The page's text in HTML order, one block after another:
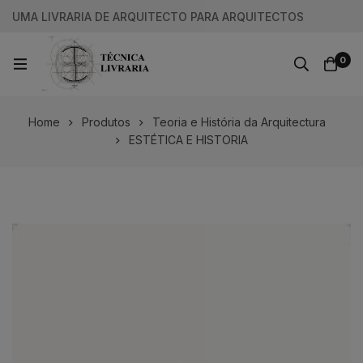
UMA LIVRARIA DE ARQUITECTO PARA ARQUITECTOS
0
Home Produtos
Teoria e História da Arquitectura
ESTÉTICA E HISTORIA